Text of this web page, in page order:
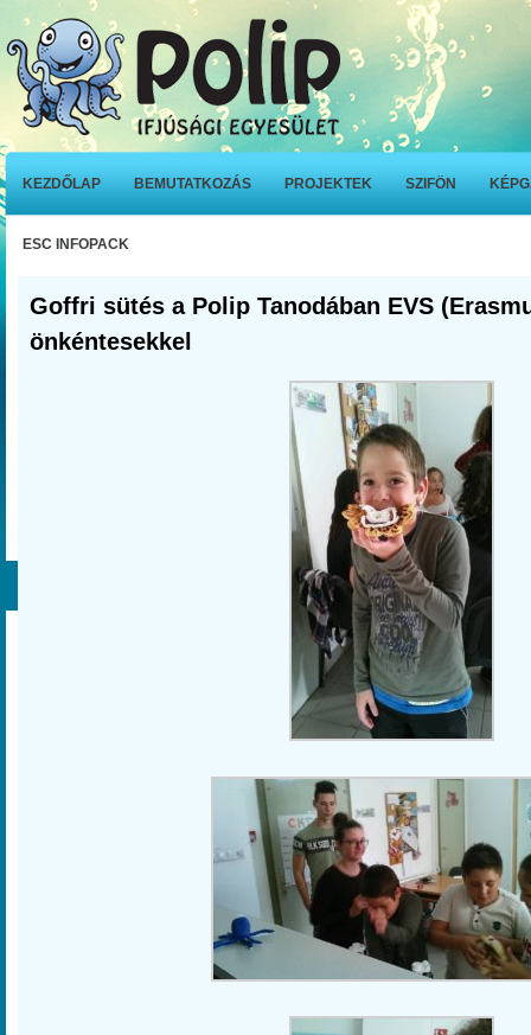
KEZDŐLAP BEMUTATKOZÁS PROJEKTEK SZIFÖN
ESC INFOPACK
Goffri sütés a Polip Tanodában EVS
önkéntesekkel